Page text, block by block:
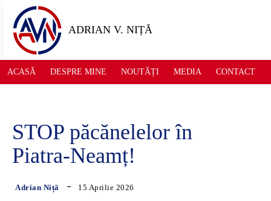
ADRIAN V. NIȚĂ
ACASĂ DESPRE MINE NOUTĂȚI MEDIA CONTACT
STOP păcănelelor în
Piatra-Neamț!
Adrian Niță 15 Aprilie 2026